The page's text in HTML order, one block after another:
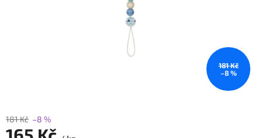
181 Kč
–8 %
181 Kč –8 %